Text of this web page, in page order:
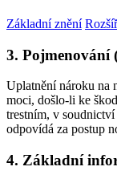
Základní znění
3. Pojmenování
Uplatnění nároku na
moci, došlo-li ke
trestním, v
odpovídá za postup
4. Základní